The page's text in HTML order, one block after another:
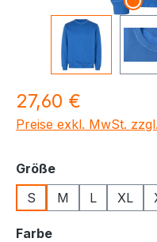
Regulärer Preis:
27,60 €
Preise exkl. MwSt.
Größeauswählen
S
M L XL
Farbeauswählen